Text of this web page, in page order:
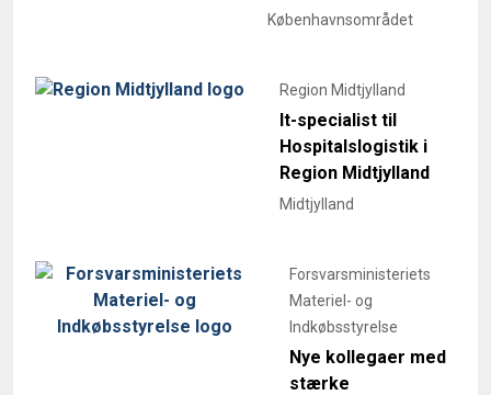
Københavnsområdet
Region Midtjylland
It-specialist til
Hospitalslogistik i
Region Midtjylland
Midtjylland
Forsvarsministeriets
Materiel- og
Indkøbsstyrelse
Nye kollegaer med
stærke